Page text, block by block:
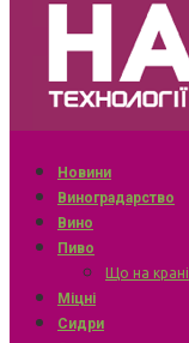
Новини
Виноградарство
Вино
Пиво
Що на крані
Міцні
Сидри